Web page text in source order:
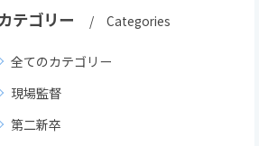
テゴリー Categories
全てのカテゴリー
現場監督
第二新卒